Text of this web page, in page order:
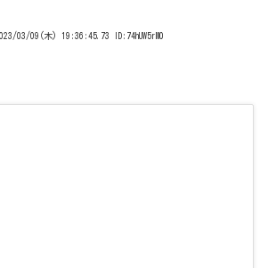
03/09(木) 19:36:45.73 ID:74hUW5rM0